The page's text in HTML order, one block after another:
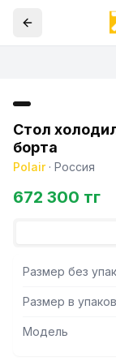
Стол
борта
Polair· Россия
672 300 тг
Размер без
Размер в
Модель